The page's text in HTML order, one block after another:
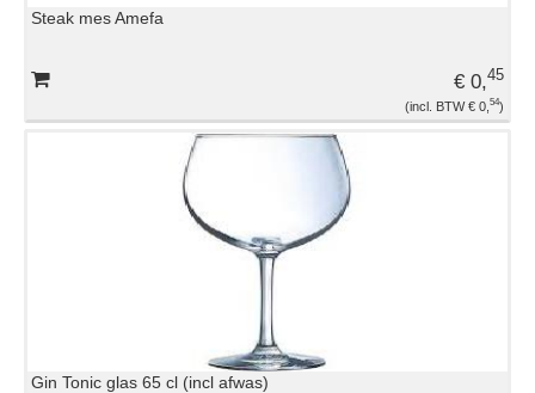
Steak mes Amefa
€ 0,45
€ 0, 54
Gin Tonic glas 65 cl (incl afwas)